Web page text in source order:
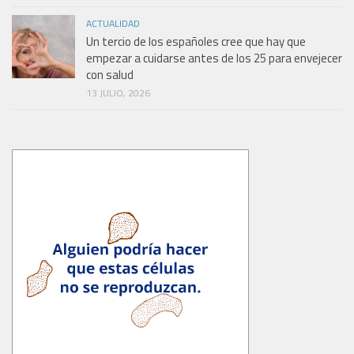
ACTUALIDAD
Un tercio de los españoles cree que hay que
empezar a cuidarse antes de los 25 para envejecer
con salud
13 JULIO, 2026